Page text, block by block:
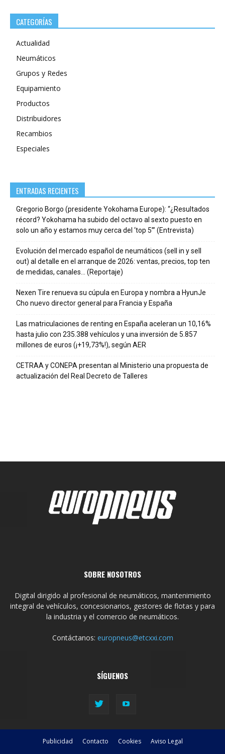
CATEGORÍAS
Actualidad
Neumáticos
Grupos y Redes
Equipamiento
Productos
Distribuidores
Recambios
Especiales
ENTRADAS RECIENTES
Gregorio Borgo (presidente Yokohama Europe): “¿Resultados
récord? Yokohama ha subido del octavo al sexto puesto en
solo un año y estamos muy cerca del ‘top 5’” (Entrevista)
Evolución del mercado español de neumáticos (sell in y sell
out) al detalle en el arranque de 2026: ventas, precios, top ten
de medidas, canales… (Reportaje)
Nexen Tire renueva su cúpula en Europa y nombra a HyunJe
Cho nuevo director general para Francia y España
Las matriculaciones de renting en España aceleran un 10,16%
hasta julio con 235.388 vehículos y una inversión de 5.857
millones de euros (¡+19,73%!), según AER
CETRAA y CONEPA presentan al Ministerio una propuesta de
actualización del Real Decreto de Talleres
SOBRE NOSOTROS
Digital dirigido al profesional de neumáticos, mantenimiento
integral de vehículos, concesionarios, gestores de flotas y para
la industria y el comercio de neumáticos.
Contáctanos: europneus@etcxxi.com
SÍGUENOS
Publicidad Contacto Cookies Aviso Legal